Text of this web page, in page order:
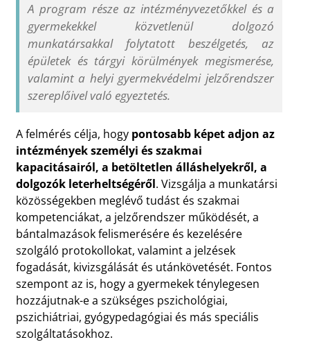
A program része az intézményvezetőkkel és a
gyermekekkel közvetlenül dolgozó
munkatársakkal folytatott beszélgetés, az
épületek és tárgyi körülmények megismerése,
valamint a helyi gyermekvédelmi jelzőrendszer
szereplőivel való egyeztetés.
A felmérés célja, hogy pontosabb képet adjon az
intézmények személyi és szakmai
kapacitásairól, a betöltetlen álláshelyekről, a
dolgozók leterheltségéről. Vizsgálja a munkatársi
közösségekben meglévő tudást és szakmai
kompetenciákat, a jelzőrendszer működését, a
bántalmazások felismerésére és kezelésére
szolgáló protokollokat, valamint a jelzések
fogadását, kivizsgálását és utánkövetését. Fontos
szempont az is, hogy a gyermekek ténylegesen
hozzájutnak-e a szükséges pszichológiai,
pszichiátriai, gyógypedagógiai és más speciális
szolgáltatásokhoz.